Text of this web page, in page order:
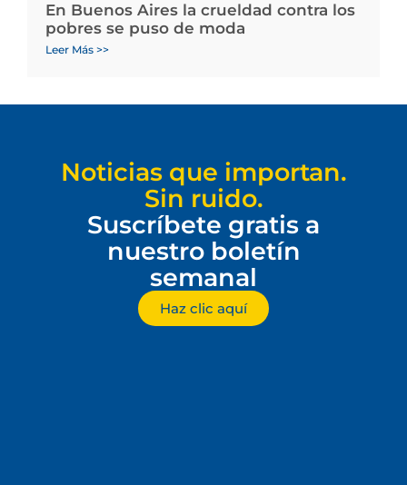
En Buenos Aires la crueldad contra los
pobres se puso de moda
Leer Más >>
Noticias que importan.
Sin ruido.
Suscríbete gratis a
nuestro boletín
semanal
Haz clic aquí